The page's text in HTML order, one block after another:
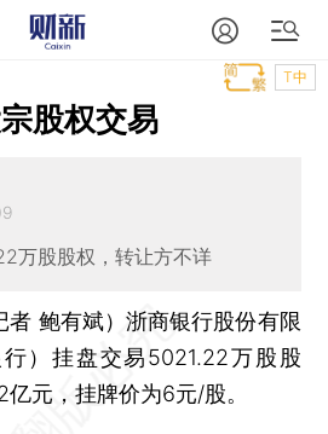
T中
股权交易
万股股权，转让方不详
者 鲍有斌） 浙商银行股份有限
）挂盘交易5021.22万股股
元，挂牌价为6元/股。